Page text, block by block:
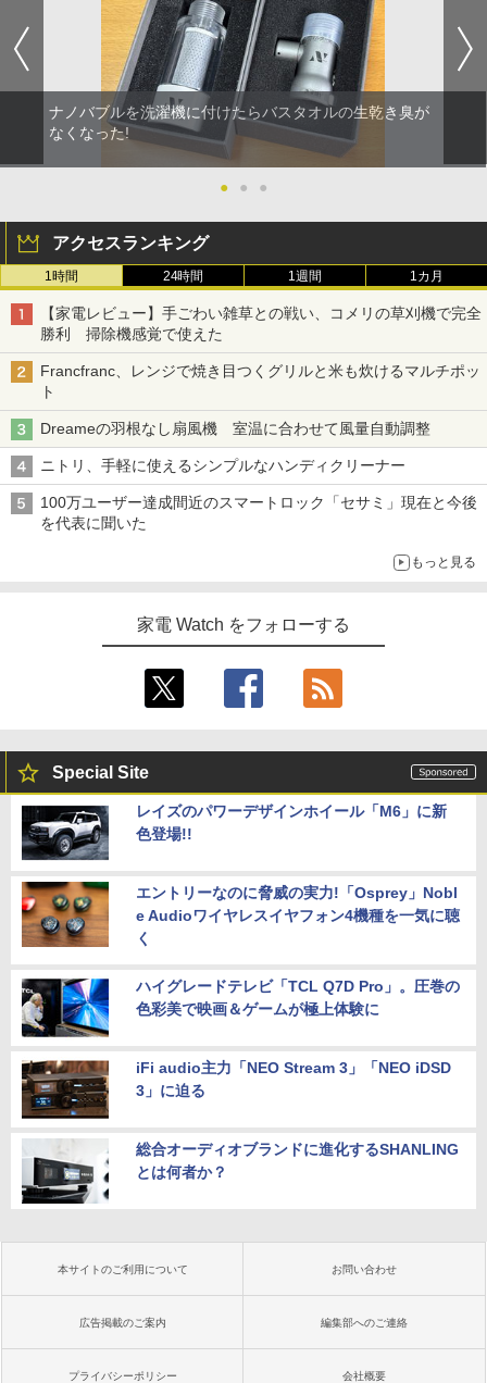
ナノバブルを洗濯機に付けたらバスタオルの生乾き臭が
なくなった!
● ● ●
アクセスランキング
1時間 24時間 1週間 1カ月
【家電レビュー】手ごわい雑草との戦い、コメリの草刈機で完全
勝利 掃除機感覚で使えた
Francfranc、レンジで焼き目つくグリルと米も炊けるマルチポッ
ト
Dreameの羽根なし扇風機 室温に合わせて風量自動調整
ニトリ、手軽に使えるシンプルなハンディクリーナー
100万ユーザー達成間近のスマートロック「セサミ」現在と今後
を代表に聞いた
もっと見る
家電 Watch をフォローする
Special Site
レイズのパワーデザインホイール「M6」に新
色登場!!
エントリーなのに脅威の実力!「Osprey」Nobl
e Audioワイヤレスイヤフォン4機種を一気に聴
く
ハイグレードテレビ「TCL Q7D Pro」。圧巻の
色彩美で映画＆ゲームが極上体験に
iFi audio主力「NEO Stream 3」「NEO iDSD
3」に迫る
総合オーディオブランドに進化するSHANLING
とは何者か？
本サイトのご利用について お問い合わせ
広告掲載のご案内 編集部へのご連絡
プライバシーポリシー 会社概要